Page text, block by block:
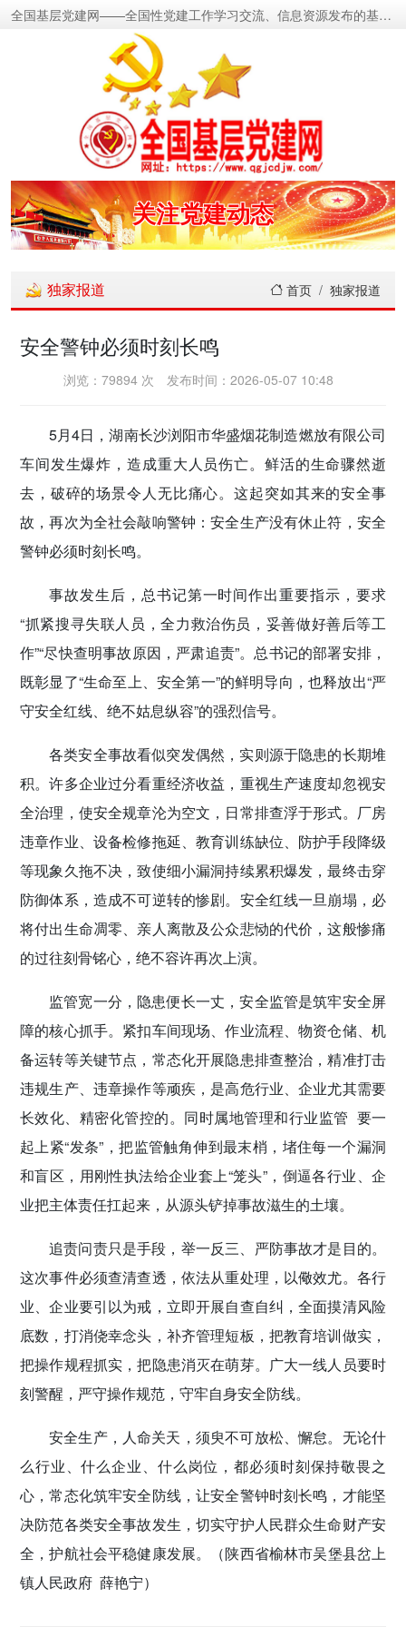
全国基层党建网——全国性党建工作学习交流、信息资源发布的基层党建新闻门户网
密切党群关系
传递党的声音
关注党建动态
传播党建理论
密切党群关系
传递党的声音
独家报道 首页 独家报道
安全警钟必须时刻长鸣
浏览：79894 次 发布时间：2026-05-07 10:48
5月4日，湖南长沙浏阳市华盛烟花制造燃放有限公司
车间发生爆炸，造成重大人员伤亡。鲜活的生命骤然逝
去，破碎的场景令人无比痛心。这起突如其来的安全事
故，再次为全社会敲响警钟：安全生产没有休止符，安全
警钟必须时刻长鸣。
事故发生后，总书记第一时间作出重要指示，要求
“抓紧搜寻失联人员，全力救治伤员，妥善做好善后等工
作”“尽快查明事故原因，严肃追责”。总书记的部署安排，
既彰显了“生命至上、安全第一”的鲜明导向，也释放出“严
守安全红线、绝不姑息纵容”的强烈信号。
各类安全事故看似突发偶然，实则源于隐患的长期堆
积。许多企业过分看重经济收益，重视生产速度却忽视安
全治理，使安全规章沦为空文，日常排查浮于形式。厂房
违章作业、设备检修拖延、教育训练缺位、防护手段降级
等现象久拖不决，致使细小漏洞持续累积爆发，最终击穿
防御体系，造成不可逆转的惨剧。安全红线一旦崩塌，必
将付出生命凋零、亲人离散及公众悲恸的代价，这般惨痛
的过往刻骨铭心，绝不容许再次上演。
监管宽一分，隐患便长一丈，安全监管是筑牢安全屏
障的核心抓手。紧扣车间现场、作业流程、物资仓储、机
备运转等关键节点，常态化开展隐患排查整治，精准打击
违规生产、违章操作等顽疾，是高危行业、企业尤其需要
长效化、精密化管控的。同时属地管理和行业监管 要一
起上紧“发条”，把监管触角伸到最末梢，堵住每一个漏洞
和盲区，用刚性执法给企业套上“笼头”，倒逼各行业、企
业把主体责任扛起来，从源头铲掉事故滋生的土壤。
追责问责只是手段，举一反三、严防事故才是目的。
这次事件必须查清查透，依法从重处理，以儆效尤。各行
业、企业要引以为戒，立即开展自查自纠，全面摸清风险
底数，打消侥幸念头，补齐管理短板，把教育培训做实，
把操作规程抓实，把隐患消灭在萌芽。广大一线人员要时
刻警醒，严守操作规范，守牢自身安全防线。
安全生产，人命关天，须臾不可放松、懈怠。无论什
么行业、什么企业、什么岗位，都必须时刻保持敬畏之
心，常态化筑牢安全防线，让安全警钟时刻长鸣，才能坚
决防范各类安全事故发生，切实守护人民群众生命财产安
全，护航社会平稳健康发展。
（陕西省榆林市吴堡县岔上
镇人民政府 薛艳宁）